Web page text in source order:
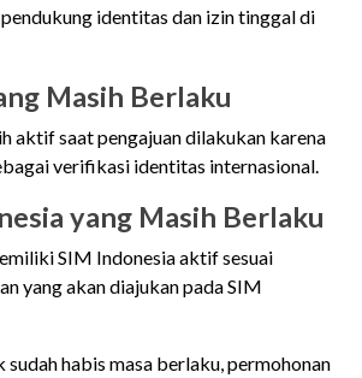
identitas dan izin tinggal di
Masih Berlaku
aktif saat pengajuan dilakukan karena
verifikasi identitas internasional.
yang Masih Berlaku
SIM Indonesia aktif sesuai
yang akan diajukan pada SIM
sudah habis masa berlaku, permohonan